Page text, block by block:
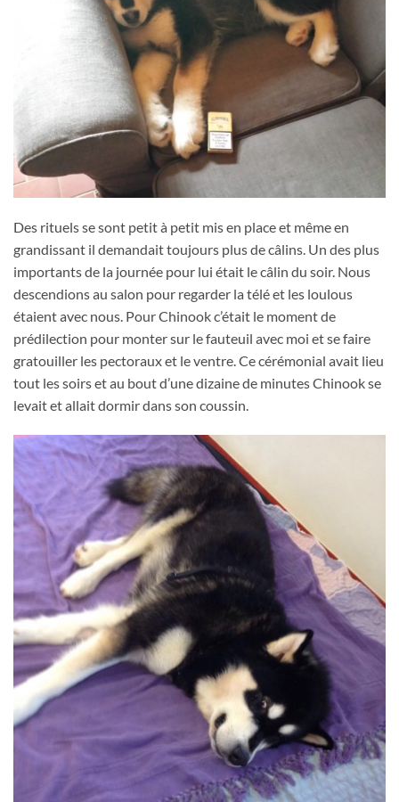
Des rituels se sont petit à petit mis en place et même en
grandissant il demandait toujours plus de câlins. Un des plus
importants de la journée pour lui était le câlin du soir. Nous
descendions au salon pour regarder la télé et les loulous
étaient avec nous. Pour Chinook c’était le moment de
prédilection pour monter sur le fauteuil avec moi et se faire
gratouiller les pectoraux et le ventre. Ce cérémonial avait lieu
tout les soirs et au bout d’une dizaine de minutes Chinook se
levait et allait dormir dans son coussin.